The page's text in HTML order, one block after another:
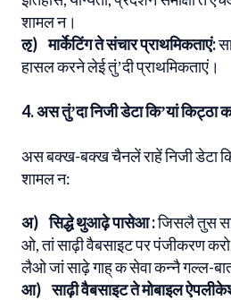
शामल न।
ऌ) मार्केटिंग ते संचार प्राथमिकताएं:
हासल करने लेई तुंʼदी प्राथमिकताएं।
4. अस तुंʼदा निजी डेटा किʼयां किट्ठा
अस बक्ख-बक्ख चैनलें राहें निजी डेटा
शामल न:
अ) सिद्धे थुआढ़े पासेआ :जिसलै तुस
ओ, तां साढ़ी वैबसाइट पर पंजीकरण करो,
लैओ जां साढ़े गाह् क सेवा कन्नै गल्ल-
आ) साढ़ी वैबसाइट ते मोबाइल